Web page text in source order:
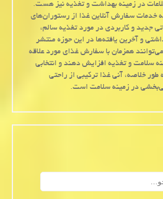
در زمینه بهداشت و تغذیه نیز هست.
خدمات سفارش آنلاین غذا از رستوران‌های
جدید و کاربردی در مورد تغذیه سالم،
و آخرین یافته‌ها در این حوزه منتشر
همزمان با سفارش غذای مورد علاقه
سلامت و تغذیه افزایش دهند و انتخابی
طور خلاصه، آنی غذا ترکیبی از راحتی
در زمینه سلامت است.